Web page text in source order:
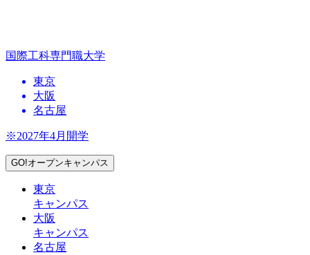
国際工科専門職大学
東京
大阪
名古屋
※2027年4月開学
GO!オープンキャンパス
東京
キャンパス
大阪
キャンパス
名古屋